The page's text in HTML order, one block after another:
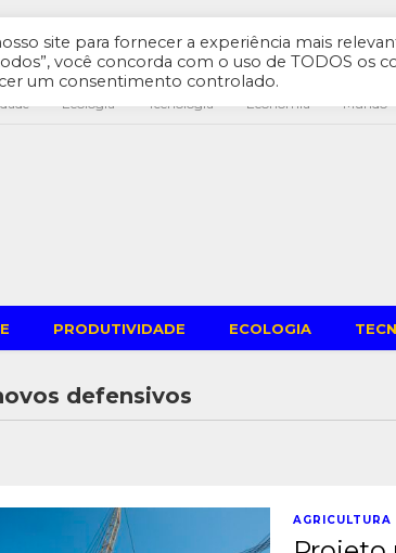
Ecologia Tecnologia Economia Mundo
PRODUTIVIDADE ECOLOGIA
defensivos
AGRICULTURA
site para fornecer a experiência mais
você concorda com o uso de TODOS os
um consentimento controlado.